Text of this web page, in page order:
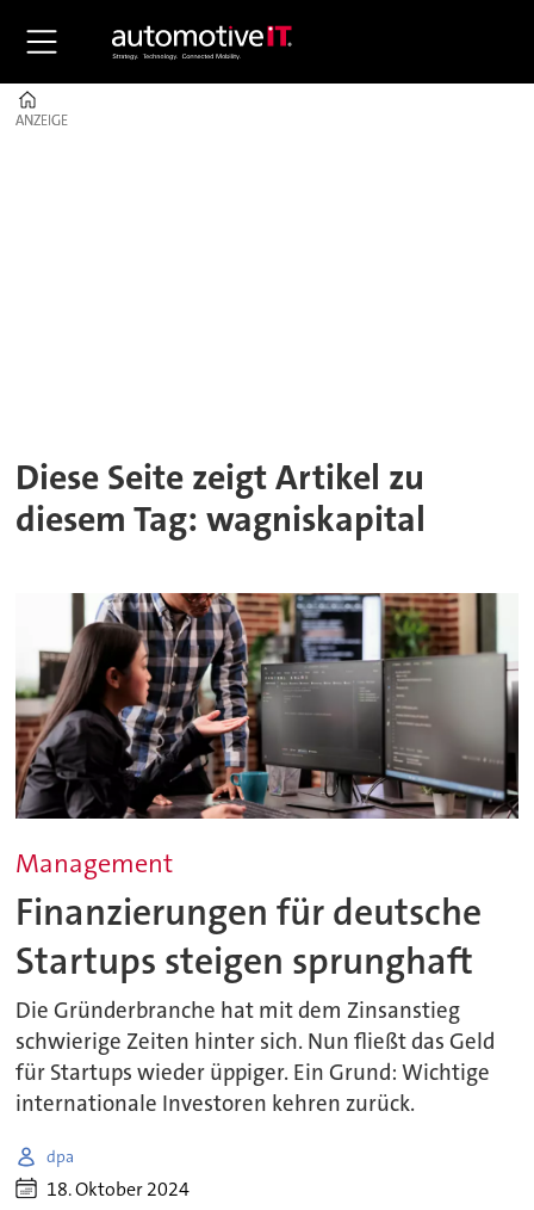
ANZEIGE
ANZEIGE
Diese Seite zeigt Artikel zu
diesem Tag: wagniskapital
Management
Finanzierungen für deutsche
Startups steigen sprunghaft
Die Gründerbranche hat mit dem Zinsanstieg
schwierige Zeiten hinter sich. Nun fließt das Geld
für Startups wieder üppiger. Ein Grund: Wichtige
internationale Investoren kehren zurück.
dpa
18. Oktober 2024